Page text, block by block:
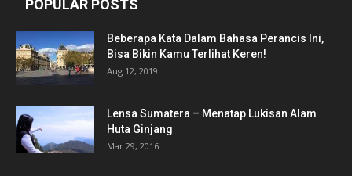
POPULAR POSTS
Beberapa Kata Dalam Bahasa Perancis Ini,
Bisa Bikin Kamu Terlihat Keren!
Aug 12, 2019
Lensa Sumatera – Menatap Lukisan Alam
Huta Ginjang
Mar 29, 2016